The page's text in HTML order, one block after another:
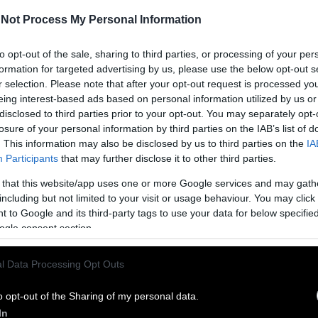
Not Process My Personal Information
opt-out of the sale, sharing to third parties, or processing of your
for targeted advertising by us, please use the below opt-out
selection. Please note that after your opt-out request is processed
interest-based ads based on personal information utilized by us
to third parties prior to your opt-out. You may separately
of your personal information by third parties on the IAB’s list of
This information may also be disclosed by us to third parties on the
Participants that may further disclose it to other third parties.
that this website/app uses one or more Google services and may
but not limited to your visit or usage behaviour. You may
to Google and its third-party tags to use your data for below
consent section.
Data Processing Opt Outs
opt-out of the Sharing of my personal data.
άνθρωπος που έσωσε τη ζωή εκατομμυρίων
και σημαντικότερους γιατρούς παγκοσμίως, χάρη
από τη ζωή σαν σήμερα, στις 19 Φεβρουαρίου του
Διαμαντή
επιστήμονας που έσωσε τη ζωή εκατομμυρίων
και σημαντικότερους γιατρούς παγκοσμίως, χάρη